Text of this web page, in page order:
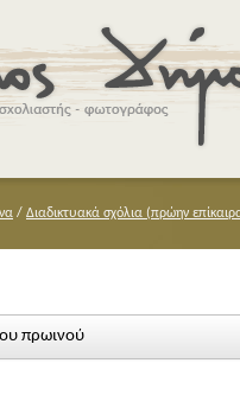
/ Διαδικτυακά σχόλια (πρώην
πρωινού